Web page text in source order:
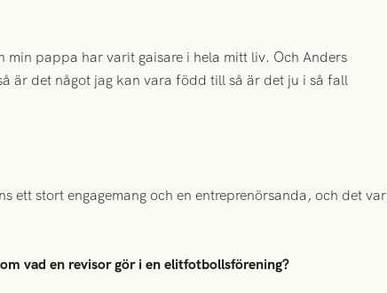
pappa har varit gaisare i hela mitt liv. Och Anders
är det något jag kan vara född till så är det ju i så fall
ett stort engagemang och en entreprenörsanda, och det var
vad en revisor gör i en elitfotbollsförening?